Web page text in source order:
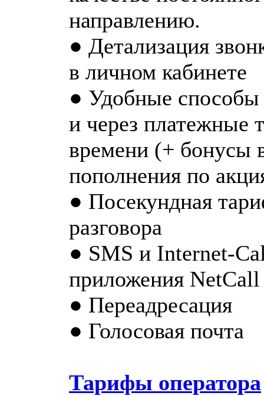
направлению.
● Детализация
в личном кабинете
● Удобные способы
и через платежные
времени (+ бонусы
пополнения по
● Посекундная
разговора
● SMS и Internet-
приложения
● Переадресация
● Голосовая почта
Тарифы оператора